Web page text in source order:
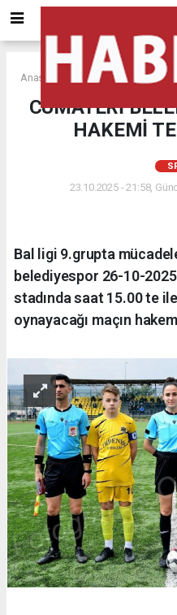
Anasayfa SPOR
CUMAYERİ
HAKEMİ
23.10.2025 - 21:58,
Bal ligi 9.grupta
belediyespor 26-10-
stadında saat 15.00 te
oynayacağı maçın